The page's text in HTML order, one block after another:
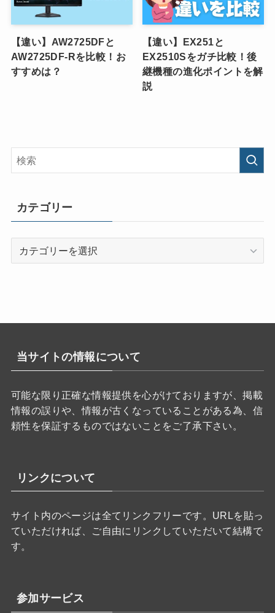
【違い】AW2725DFと
AW2725DF-Rを比較！お
すすめは？
【違い】EX251と
EX2510Sをガチ比較！後
継機種の進化ポイントを解
説
カテゴリー
当サイトの情報について
可能な限り正確な情報提供を心がけておりますが、掲載
情報の誤りや、情報が古くなっていることがある為、信
頼性を保証するものではないことをご了承下さい。
リンクについて
サイト内のページは全てリンクフリーです。URLを貼っ
ていただければ、ご自由にリンクしていただいて結構で
す。
参加サービス